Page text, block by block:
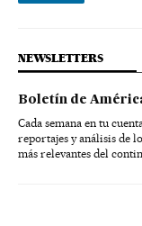
NEWSLETTERS
Boletín de
Cada semana en tu
reportajes y análisis de
más relevantes del